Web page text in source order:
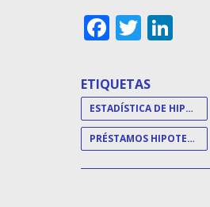
Facebook
Twitter
ETIQUETAS
ESTADÍSTICA DE HIPOTECAS
PRÉSTAMOS HIPOTECARIOS